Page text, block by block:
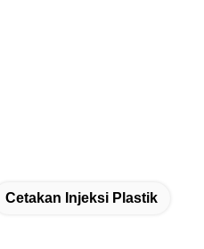
Cetakan Injeksi Plastik